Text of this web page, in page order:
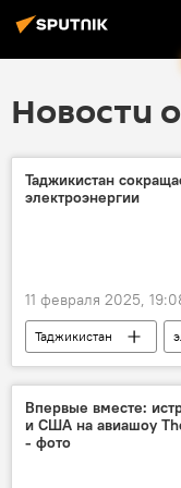
Новости
Таджикистан
электроэнергии
11 февраля 2025,
Таджикистан
Энергетика
Впервые вместе:
и США на авиашоу
- фото